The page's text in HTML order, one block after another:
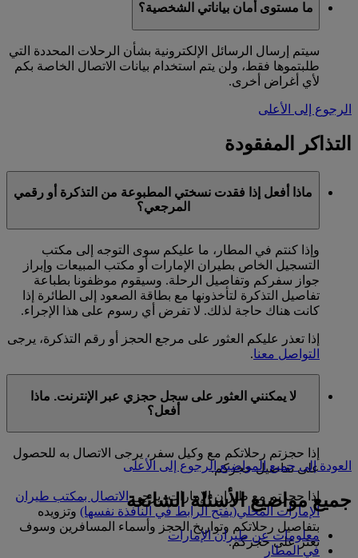
ما مستوى أمان بياناتي الشخصية؟
سيتم إرسال الرسائل الإلكترونية بشأن الرحلات المحددة التي
طلبتموها فقط، ولن يتم استخدام بيانات الاتصال الخاصة بكم
لأي أغراض أخرى.
الرجوع إلى الأعلى
التذاكر المفقودة
ماذا أفعل إذا فقدت نسختي المطبوعة من التذكرة أو رقمي
المرجعي؟
وإذا كنتم في المطار، ما عليكم سوى التوجه إلى مكتب
التسجيل الخاص بطيران الإمارات أو مكتب المبيعات وإبراز
جواز سفركم وتفاصيل الرحلة. وسيقوم موظفونا بطباعة
تفاصيل التذكرة لتأخذونها مع بطاقة الصعود إلى الطائرة إذا
كانت هناك حاجة لذلك. لا تفرض أي رسوم على هذا الإجراء.
إذا تعذر عليكم العثور على مرجع الحجز أو رقم التذكرة، يرجى
التواصل معنا.
لا يمكنني العثور على سجل حجزي عبر الإنترنت. ماذا
أفعل؟
إذا حجزتم رحلاتكم مع وكيل سفر، يرجى الاتصال به للحصول
على تفاصيل حجزكم.
إذا حجزتم مع طيران الإمارات، يرجى الاتصال بمكتب طيران
الإمارات المحلي(يفتح الرابط في النافذة نفسها) وتزويده
بتفاصيل رحلاتكم وتواريخ الحجز وأسماء المسافرين وسوف
نعثر على حجزكم.
العودة إلى جميع المواضيع الرجوع إلى الأعلى
جميع مواضيع الأسئلة الشائعة
معلومات عن طيران الإمارات
في المطار